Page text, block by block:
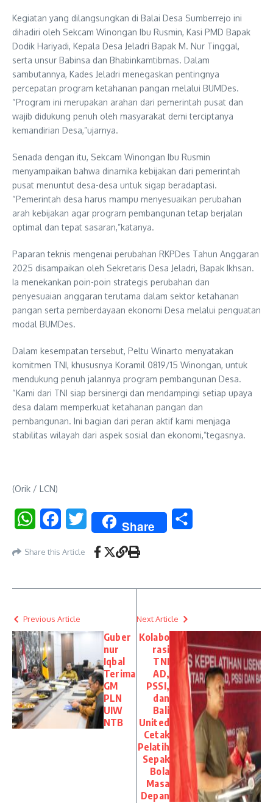
Kegiatan yang dilangsungkan di Balai Desa Sumberrejo ini
dihadiri oleh Sekcam Winongan Ibu Rusmin, Kasi PMD Bapak
Dodik Hariyadi, Kepala Desa Jeladri Bapak M. Nur Tinggal,
serta unsur Babinsa dan Bhabinkamtibmas. Dalam
sambutannya, Kades Jeladri menegaskan pentingnya
percepatan program ketahanan pangan melalui BUMDes.
“Program ini merupakan arahan dari pemerintah pusat dan
wajib didukung penuh oleh masyarakat demi terciptanya
kemandirian Desa,”ujarnya.
Senada dengan itu, Sekcam Winongan Ibu Rusmin
menyampaikan bahwa dinamika kebijakan dari pemerintah
pusat menuntut desa-desa untuk sigap beradaptasi.
“Pemerintah desa harus mampu menyesuaikan perubahan
arah kebijakan agar program pembangunan tetap berjalan
optimal dan tepat sasaran,”katanya.
Paparan teknis mengenai perubahan RKPDes Tahun Anggaran
2025 disampaikan oleh Sekretaris Desa Jeladri, Bapak Ikhsan.
Ia menekankan poin-poin strategis perubahan dan
penyesuaian anggaran terutama dalam sektor ketahanan
pangan serta pemberdayaan ekonomi Desa melalui penguatan
modal BUMDes.
Dalam kesempatan tersebut, Peltu Winarto menyatakan
komitmen TNI, khususnya Koramil 0819/15 Winongan, untuk
mendukung penuh jalannya program pembangunan Desa.
“Kami dari TNI siap bersinergi dan mendampingi setiap upaya
desa dalam memperkuat ketahanan pangan dan
pembangunan. Ini bagian dari peran aktif kami menjaga
stabilitas wilayah dari aspek sosial dan ekonomi,”tegasnya.
(Orik / LCN)
WhatsAppFacebookTwitter Share
Share this Article
Previous Article
Guber
nur
Iqbal
Terima
GM
PLN
UIW
NTB
Next Article
Kolabo
rasi
TNI
AD,
PSSI,
dan
Bali
United
Cetak
Pelatih
Sepak
Bola
Masa
Depan